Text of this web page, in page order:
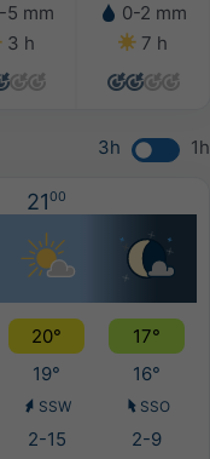
5 mm
3 h
0-2 mm
7 h
3h 1h
2100
20°
17°
19° 16°
SSW SSO
2-15
2-9